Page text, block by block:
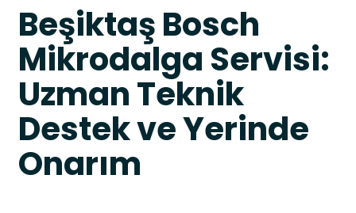
Beşiktaş Bosch
Mikrodalga Servisi:
Uzman Teknik
Destek ve Yerinde
Onarım